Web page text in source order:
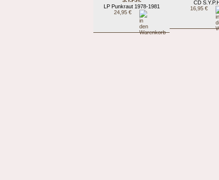
LP Punkraut 1978-1981
24,95 €
CD
16,95 €